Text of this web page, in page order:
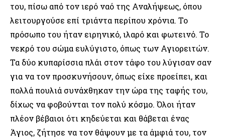
του, πίσω από τον ιερό ναό της Αναλήψεως, όπου
λειτουργούσε επί τριάντα περίπου χρόνια. Το
πρόσωπο του ήταν ειρηνικό, ιλαρό και φωτεινό. Το
νεκρό του σώμα ευλύγιστο, όπως των Αγιορειτών.
Τα δύο κυπαρίσσια πλάι στον τάφο του λύγισαν σαν
για να τον προσκυνήσουν, όπως είχε προείπει, και
πολλά πουλιά συνάχθηκαν την ώρα της ταφής του,
δίχως να φοβούνται τον πολύ κόσμο. Όλοι ήταν
πλέον βέβαιοι ότι κηδεύεται και θάβεται ένας
Άγιος, ζήτησε να τον θάψουν με τα άμφιά του, τον